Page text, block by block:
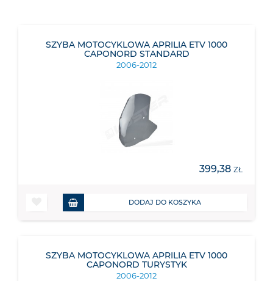
SZYBA MOTOCYKLOWA APRILIA ETV 1000
CAPONORD STANDARD
2006-2012
399,38 ZŁ
DODAJ DO KOSZYKA
SZYBA MOTOCYKLOWA APRILIA ETV 1000
CAPONORD TURYSTYK
2006-2012